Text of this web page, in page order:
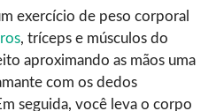
exercício de peso corporal
, tríceps e músculos do
aproximando as mãos uma
com os dedos
seguida, você leva o corpo